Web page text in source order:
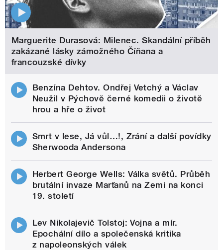
Marguerite Durasová: Milenec. Skandální příběh
zakázané lásky zámožného Číňana a
francouzské dívky
Benzína Dehtov. Ondřej Vetchý a Václav
Neužil v Pýchově černé komedii o životě
hrou a hře o život
Smrt v lese, Já vůl…!, Zrání a další povídky
Sherwooda Andersona
Herbert George Wells: Válka světů. Průběh
brutální invaze Marťanů na Zemi na konci
19. století
Lev Nikolajevič Tolstoj: Vojna a mír.
Epochální dílo a společenská kritika
z napoleonských válek